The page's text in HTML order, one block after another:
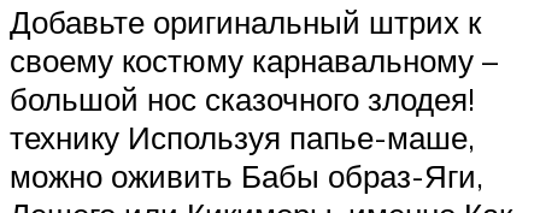
Добавьте оригинальный штрих к
своему костюму карнавальному –
большой нос сказочного злодея!
технику Используя папье-маше,
можно оживить Бабы образ-Яги,